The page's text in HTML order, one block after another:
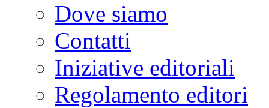
Dove siamo
Contatti
Iniziative editoriali
Regolamento editori